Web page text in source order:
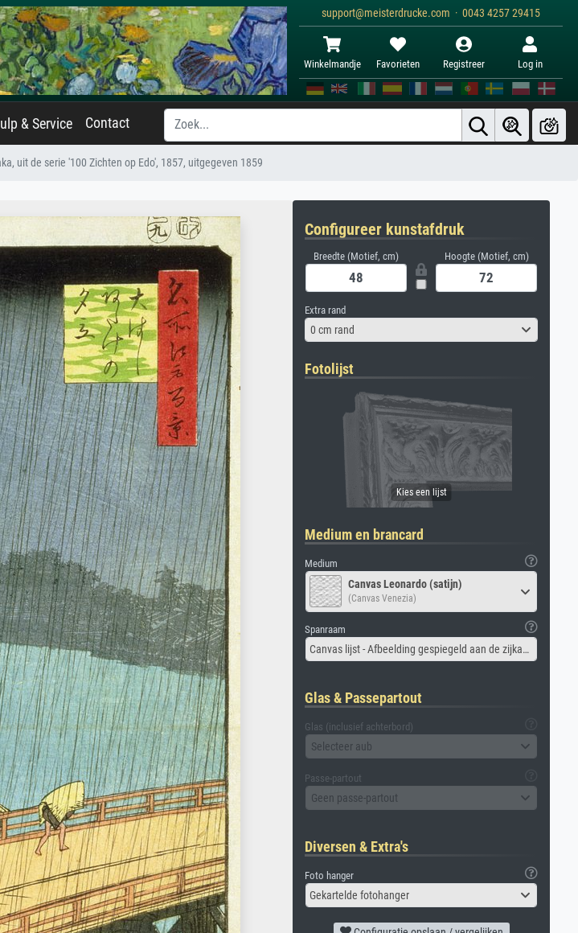
support@meisterdrucke.com · 0043 4257 29415
Winkelmandje Favorieten Registreer Log in
& Service Contact
uit de serie '100 Zichten op Edo', 1857, uitgegeven 1859
Configureer kunstafdruk
Breedte (Motief, cm) Hoogte (Motief, cm)
Extra rand
0 cm rand
Fotolijst
Medium en brancard
Medium
Canvas Leonardo (satijn)
(Canvas Venezia)
Spanraam
Canvas lijst - Afbeelding gespiegeld aan de zijkant
Glas & Passepartout
Glas (inclusief achterbord)
Selecteer aub
Passe-partout
Geen passe-partout
Diversen & Extra's
Foto hanger
Gekartelde fotohanger